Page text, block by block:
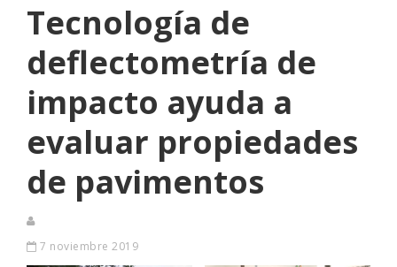
Tecnología de
deflectometría de
impacto ayuda a
evaluar propiedades
de pavimentos
7 noviembre 2019